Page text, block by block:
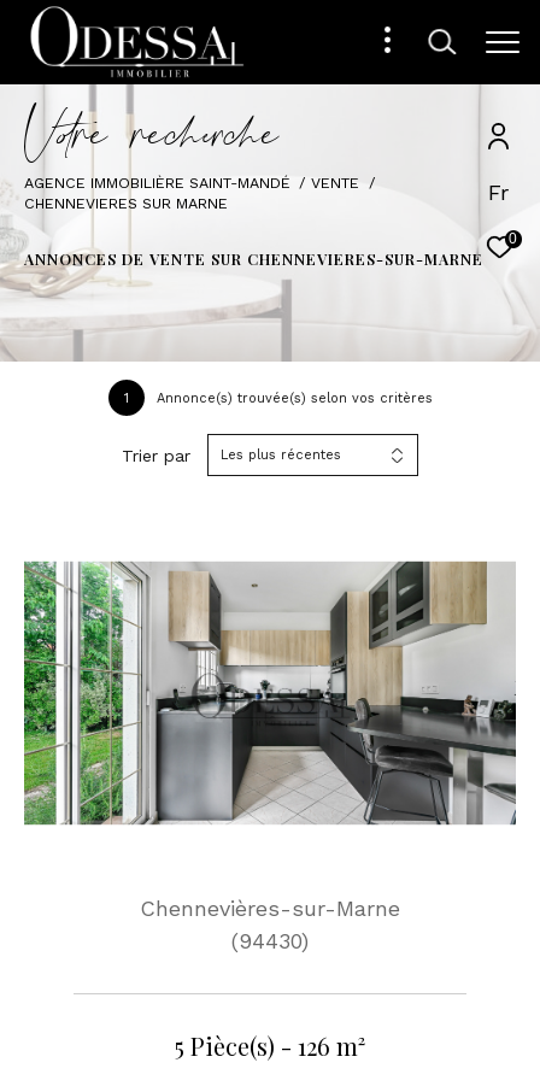
Fr
0
Vore recece
AGENCE IMMOBILIÈRE SAINT-MANDÉ
VENTE
CHENNEVIERES SUR MARNE
ANNONCES DE VENTE SUR CHENNEVIERES-SUR-MARNE
1 Annonce(s) trouvée(s) selon vos critères
Trier par Les plus récentes
Chennevières-sur-Marne
(94430)
5 Pièce(s) - 126 m²